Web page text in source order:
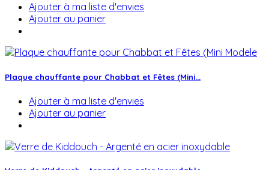
Ajouter à ma liste d'envies
Ajouter au panier
Plaque chauffante pour Chabbat et Fêtes (Mini...
Ajouter à ma liste d'envies
Ajouter au panier